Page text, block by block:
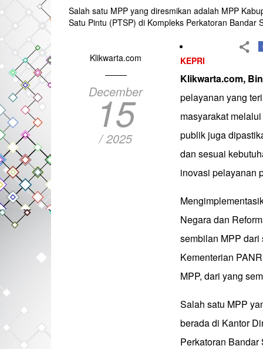
Salah satu MPP yang diresmikan adalah MPP
Satu Pintu (PTSP) di Kompleks Perkatoran Bandar
Klikwarta.com
December
15
/ 2025
KEPRI
Klikwarta.com,
pelayanan yang
masyarakat
publik juga
dan sesuai
inovasi pelayanan
Negara dan
sembilan MPP
Kementerian
MPP, dari yang
Salah satu MPP
berada di Kantor
Perkatoran